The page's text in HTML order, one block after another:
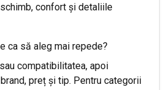
confort și detaliile
ca să aleg mai repede?
compatibilitatea, apoi
preț și tip. Pentru categorii